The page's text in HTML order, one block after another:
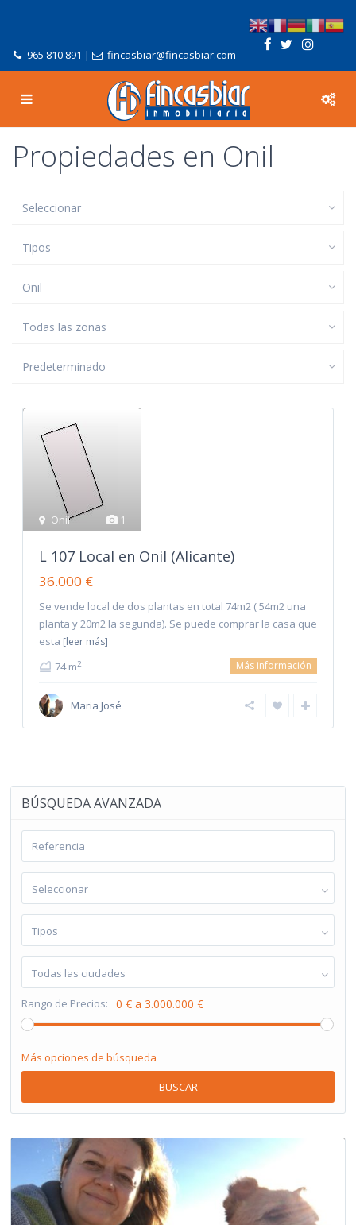
965 810 891 | fincasbiar@fincasbiar.com
Propiedades en Onil
Seleccionar
Tipos
Onil
Todas las zonas
Predeterminado
1
Onil
L 107 Local en Onil (Alicante)
36.000 €
Se vende local de dos plantas en total 74m2 ( 54m2 una
planta y 20m2 la segunda). Se puede comprar la casa que
esta [leer más]
74 m2 Más información
Maria José
BÚSQUEDA AVANZADA
Seleccionar
Tipos
Todas las ciudades
Rango de Precios: 0 € a 3.000.000 €
Más opciones de búsqueda
BUSCAR